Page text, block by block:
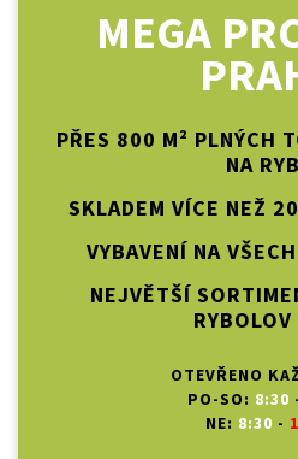
MEGA
PŘES 800 M² PLNÝCH
NA
SKLADEM VÍCE NEŽ
VYBAVENÍ NA
NEJVĚTŠÍ
RYBOLOV
OTEVŘENO
PO-SO: 8:30 -
NE: 8:30 -